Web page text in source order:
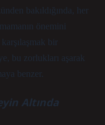
bakıldığında, her
önemini
bir
bu zorlukları aşarak
benzer.
Altında